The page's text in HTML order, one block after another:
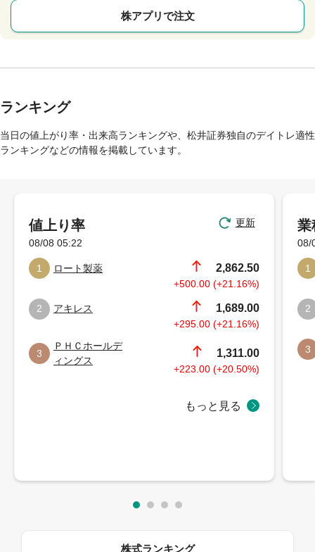
株アプリで注文
ランキング
当日の値上がり率・出来高ランキングや、松井証券独自のデイトレ適性
ランキングなどの情報を掲載しています。